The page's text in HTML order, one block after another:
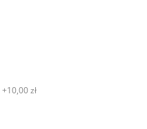
+10,00 zł